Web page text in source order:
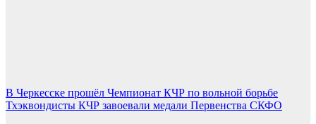
Навигация
по
В Черкесске прошёл Чемпионат КЧР по вольной борьбе
Тхэквондисты КЧР завоевали медали Первенства СКФО